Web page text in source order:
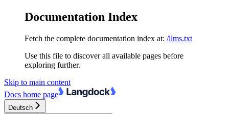
Documentation Index
Fetch the complete documentation index at: /llms.txt
Use this file to discover all available pages before
exploring further.
Skip to main content
Docs home page
Deutsch